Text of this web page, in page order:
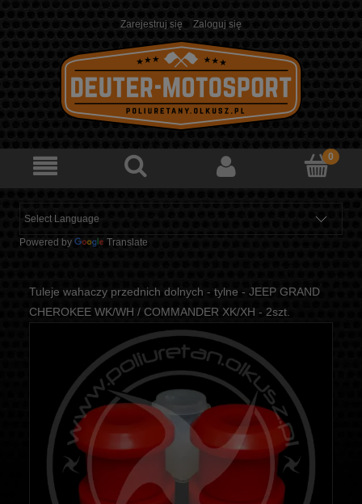
Zarejestruj się Zaloguj się
Powered by Translate
Tuleje wahaczy przednich dolnych - tylne - JEEP GRAND
CHEROKEE WK/WH / COMMANDER XK/XH - 2szt.